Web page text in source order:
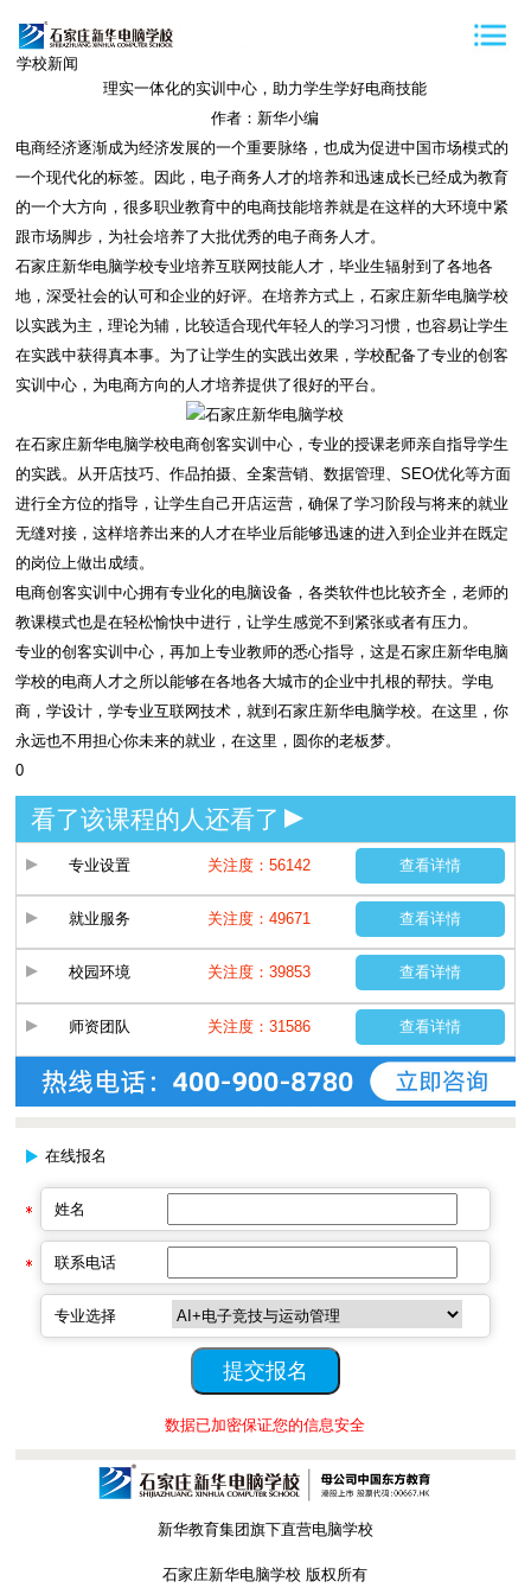
学校新闻
理实一体化的实训中心，助力学生学好电商技能
作者：新华小编
电商经济逐渐成为经济发展的一个重要脉络，也成为促进中国市场模式的
一个现代化的标签。因此，电子商务人才的培养和迅速成长已经成为教育
的一个大方向，很多职业教育中的电商技能培养就是在这样的大环境中紧
跟市场脚步，为社会培养了大批优秀的电子商务人才。
石家庄新华电脑学校专业培养互联网技能人才，毕业生辐射到了各地各
地，深受社会的认可和企业的好评。在培养方式上，石家庄新华电脑学校
以实践为主，理论为辅，比较适合现代年轻人的学习习惯，也容易让学生
在实践中获得真本事。为了让学生的实践出效果，学校配备了专业的创客
实训中心，为电商方向的人才培养提供了很好的平台。
在石家庄新华电脑学校电商创客实训中心，专业的授课老师亲自指导学生
的实践。从开店技巧、作品拍摄、全案营销、数据管理、SEO优化等方面
进行全方位的指导，让学生自己开店运营，确保了学习阶段与将来的就业
无缝对接，这样培养出来的人才在毕业后能够迅速的进入到企业并在既定
的岗位上做出成绩。
电商创客实训中心拥有专业化的电脑设备，各类软件也比较齐全，老师的
教课模式也是在轻松愉快中进行，让学生感觉不到紧张或者有压力。
专业的创客实训中心，再加上专业教师的悉心指导，这是石家庄新华电脑
学校的电商人才之所以能够在各地各大城市的企业中扎根的帮扶。学电
商，学设计，学专业互联网技术，就到石家庄新华电脑学校。在这里，你
永远也不用担心你未来的就业，在这里，圆你的老板梦。
0
看了该课程的人还看了
专业设置 关注度：56142 查看详情
就业服务 关注度：49671 查看详情
校园环境 关注度：39853 查看详情
师资团队 关注度：31586 查看详情
在线报名
姓名
联系电话
专业选择
数据已加密保证您的信息安全
新华教育集团旗下直营电脑学校
石家庄新华电脑学校 版权所有